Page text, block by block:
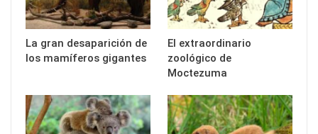
La gran desaparición de
los mamíferos gigantes
El extraordinario
zoológico de
Moctezuma